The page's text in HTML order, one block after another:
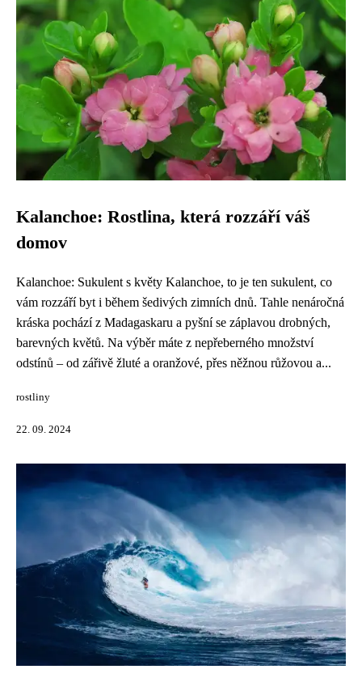
Kalanchoe: Rostlina, která rozzáří váš
domov
Kalanchoe: Sukulent s květy Kalanchoe, to je ten sukulent, co
vám rozzáří byt i během šedivých zimních dnů. Tahle nenáročná
kráska pochází z Madagaskaru a pyšní se záplavou drobných,
barevných květů. Na výběr máte z nepřeberného množství
odstínů – od zářivě žluté a oranžové, přes něžnou růžovou a...
rostliny
22. 09. 2024